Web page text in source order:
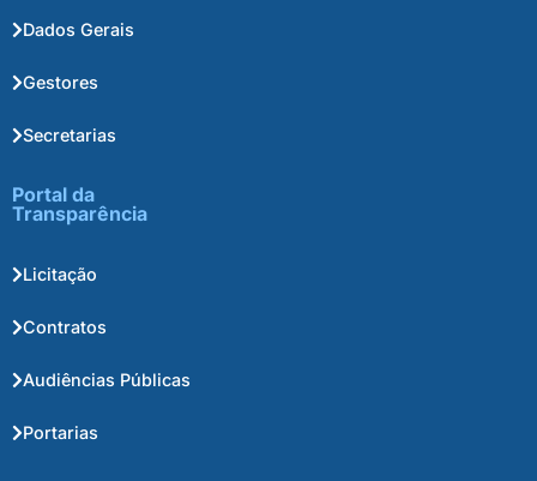
Dados Gerais
Gestores
Secretarias
Portal da
Transparência
Licitação
Contratos
Audiências Públicas
Portarias